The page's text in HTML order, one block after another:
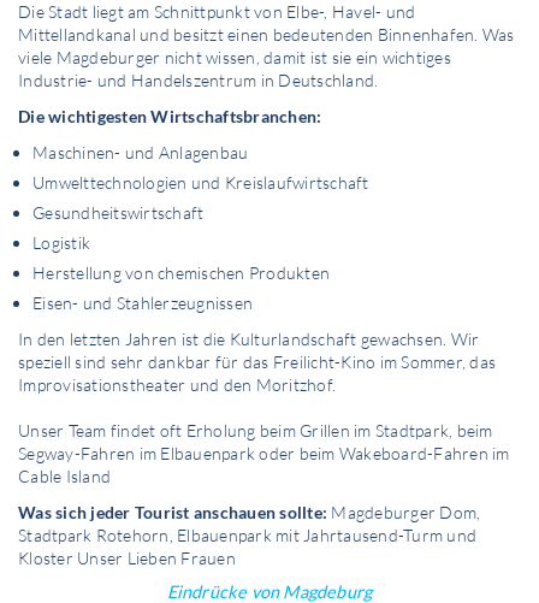
Die Stadt liegt am Schnittpunkt von Elbe-, Havel- und
Mittellandkanal und besitzt einen bedeutenden Binnenhafen. Was
viele Magdeburger nicht wissen, damit ist sie ein wichtiges
Industrie- und Handelszentrum in Deutschland.
Die wichtigesten Wirtschaftsbranchen:
Maschinen- und Anlagenbau
Umwelttechnologien und Kreislaufwirtschaft
Gesundheitswirtschaft
Logistik
Herstellung von chemischen Produkten
Eisen- und Stahlerzeugnissen
In den letzten Jahren ist die Kulturlandschaft gewachsen. Wir
speziell sind sehr dankbar für das Freilicht-Kino im Sommer, das
Improvisationstheater und den Moritzhof.
Unser Team findet oft Erholung beim Grillen im Stadtpark, beim
Segway-Fahren im Elbauenpark oder beim Wakeboard-Fahren im
Cable Island
Was sich jeder Tourist anschauen sollte: Magdeburger Dom,
Stadtpark Rotehorn, Elbauenpark mit Jahrtausend-Turm und
Kloster Unser Lieben Frauen
Eindrücke von Magdeburg